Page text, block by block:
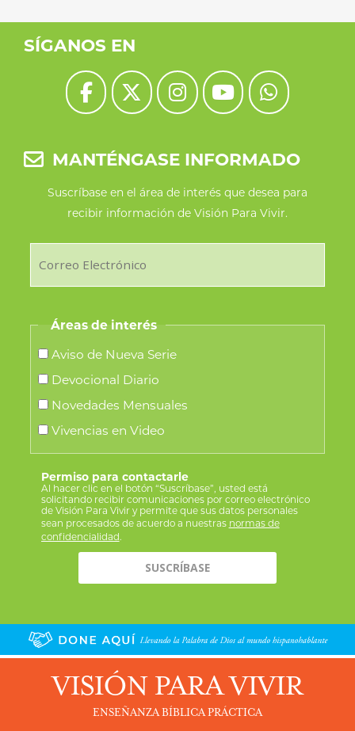
SÍGANOS EN
MANTÉNGASE INFORMADO
Suscríbase en el área de interés que desea para
recibir información de Visión Para Vivir.
Áreas de interés
Aviso de Nueva Serie
Devocional Diario
Novedades Mensuales
Vivencias en Video
Permiso para contactarle
Al hacer clic en el botón “Suscríbase”, usted está
solicitando recibir comunicaciones por correo electrónico
de Visión Para Vivir y permite que sus datos personales
sean procesados de acuerdo a nuestras normas de
confidencialidad.
VISIÓN PARA VIVIR
ENSEÑANZA BÍBLICA PRÁCTICA